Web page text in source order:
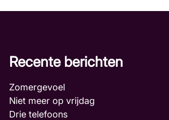
Recente berichten
Zomergevoel
Niet meer op vrijdag
Drie telefoons